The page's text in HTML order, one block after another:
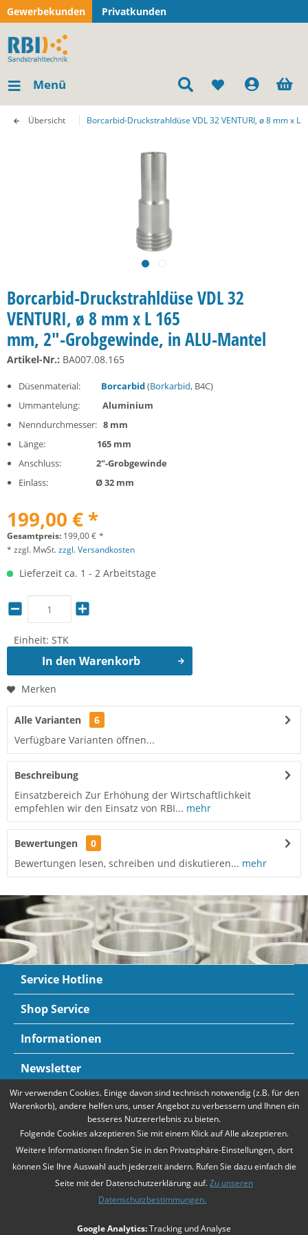
Gewerbekunden Privatkunden
Menü
Übersicht Borcarbid-Druckstrahldüse VDL 32 VENTURI, ø 8 mm x L
Borcarbid-Druckstrahldüse VDL 32
VENTURI, ø 8 mm x L 165
mm, 2"-Grobgewinde, in ALU-Mantel
Artikel-Nr.: BA007.08.165
Düsenmaterial: Borcarbid(Borkarbid, B4C)
Ummantelung: Aluminium
Nenndurchmesser: 8 mm
Länge: 165 mm
Anschluss: 2"-Grobgewinde
Einlass: Ø 32 mm
199,00 € *
Gesamtpreis: 199,00€ *
* zzgl. MwSt.zzgl. Versandkosten
Lieferzeit ca. 1 - 2 Arbeitstage
Einheit: STK
In den Warenkorb
Merken
Alle Varianten
6
Verfügbare Varianten öffnen...
Beschreibung
Einsatzbereich Zur Erhöhung der Wirtschaftlichkeit
empfehlen wir den Einsatz von RBI... mehr
Bewertungen
0
Bewertungen lesen, schreiben und diskutieren... mehr
Service Hotline
Shop Service
Informationen
Newsletter
Zahlungsarten Mehr Informationen
falls nicht anders beschrieben
Wir verwenden Cookies. Einige davon sind technisch notwendig (z.B. für den
Warenkorb), andere helfen uns, unser Angebot zu verbessern und Ihnen ein
besseres Nutzererlebnis zu bieten.
Folgende Cookies akzeptieren Sie mit einem Klick auf Alle akzeptieren.
Weitere Informationen finden Sie in den Privatsphäre-Einstellungen, dort
können Sie Ihre Auswahl auch jederzeit ändern. Rufen Sie dazu einfach die
Seite mit der Datenschutzerklärung auf.Zu unseren
Datenschutzbestimmungen.
Google Analytics:Tracking und Analyse